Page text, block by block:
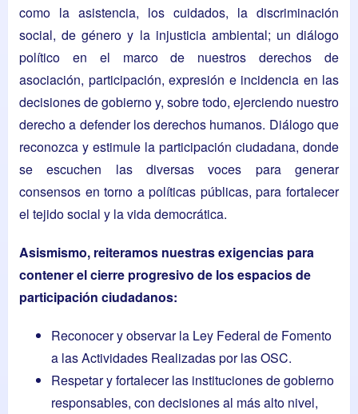
como la asistencia, los cuidados, la discriminación
social, de género y la injusticia ambiental; un diálogo
político en el marco de nuestros derechos de
asociación, participación, expresión e incidencia en las
decisiones de gobierno y, sobre todo, ejerciendo nuestro
derecho a defender los derechos humanos. Diálogo que
reconozca y estimule la participación ciudadana, donde
se escuchen las diversas voces para generar
consensos en torno a políticas públicas, para fortalecer
el tejido social y la vida democrática.
Asismismo, reiteramos nuestras exigencias para
contener el cierre progresivo de los espacios de
participación ciudadanos:
Reconocer y observar la Ley Federal de Fomento
a las Actividades Realizadas por las OSC.
Respetar y fortalecer las instituciones de gobierno
responsables, con decisiones al más alto nivel,